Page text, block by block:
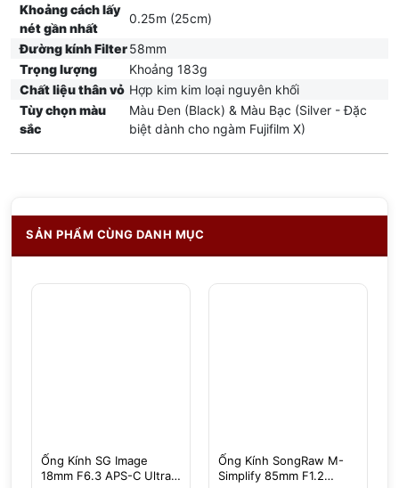
Khoảng cách lấy
nét gần nhất
0.25m (25cm)
Đường kính Filter58mm
Trọng lượng
Khoảng 183g
Chất liệu thân vỏ Hợp kim kim loại nguyên khối
Tùy chọn màu
sắc
Màu Đen (Black) & Màu Bạc (Silver - Đặc
biệt dành cho ngàm Fujifilm X)
SẢN PHẨM CÙNG DANH MỤC
Ống Kính SG Image
18mm F6.3 APS-C Ultra
Ống Kính SongRaw M-
Simplify 85mm F1.2